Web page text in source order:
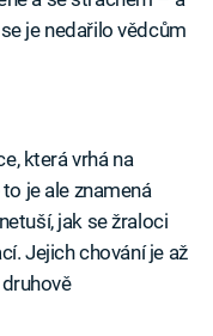
je nedařilo vědcům
která vrhá na
je ale znamená
jak se žraloci
Jejich chování je až